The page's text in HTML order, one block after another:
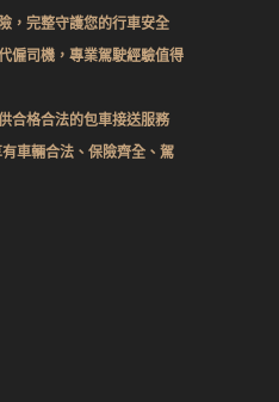
，完整守護您的行車安全
僱司機，專業駕駛經驗值得
合格合法的包車接送服務
車輛合法、保險齊全、駕